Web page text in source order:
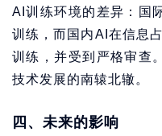
AI训练环境的差异：国
训练，而国内AI在信息
训练，并受到严格审查
技术发展的南辕北辙。
四、未来的影响